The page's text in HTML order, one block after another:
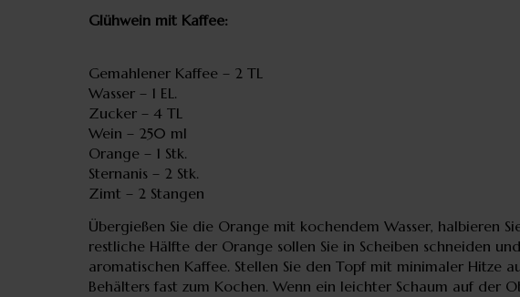
Glühwein mit Kaffee:
Gemahlener Kaffee – 2 TL
Wasser – 1 EL.
Zucker – 4 TL
Wein – 250 ml
Orange – 1 Stk.
Sternanis – 2 Stk.
Zimt – 2 Stangen
Übergießen Sie die Orange mit kochendem Wasser, halbieren
restliche Hälfte der Orange sollen Sie in Scheiben schneiden
aromatischen Kaffee. Stellen Sie den Topf mit minimaler Hitze
Behälters fast zum Kochen. Wenn ein leichter Schaum auf der